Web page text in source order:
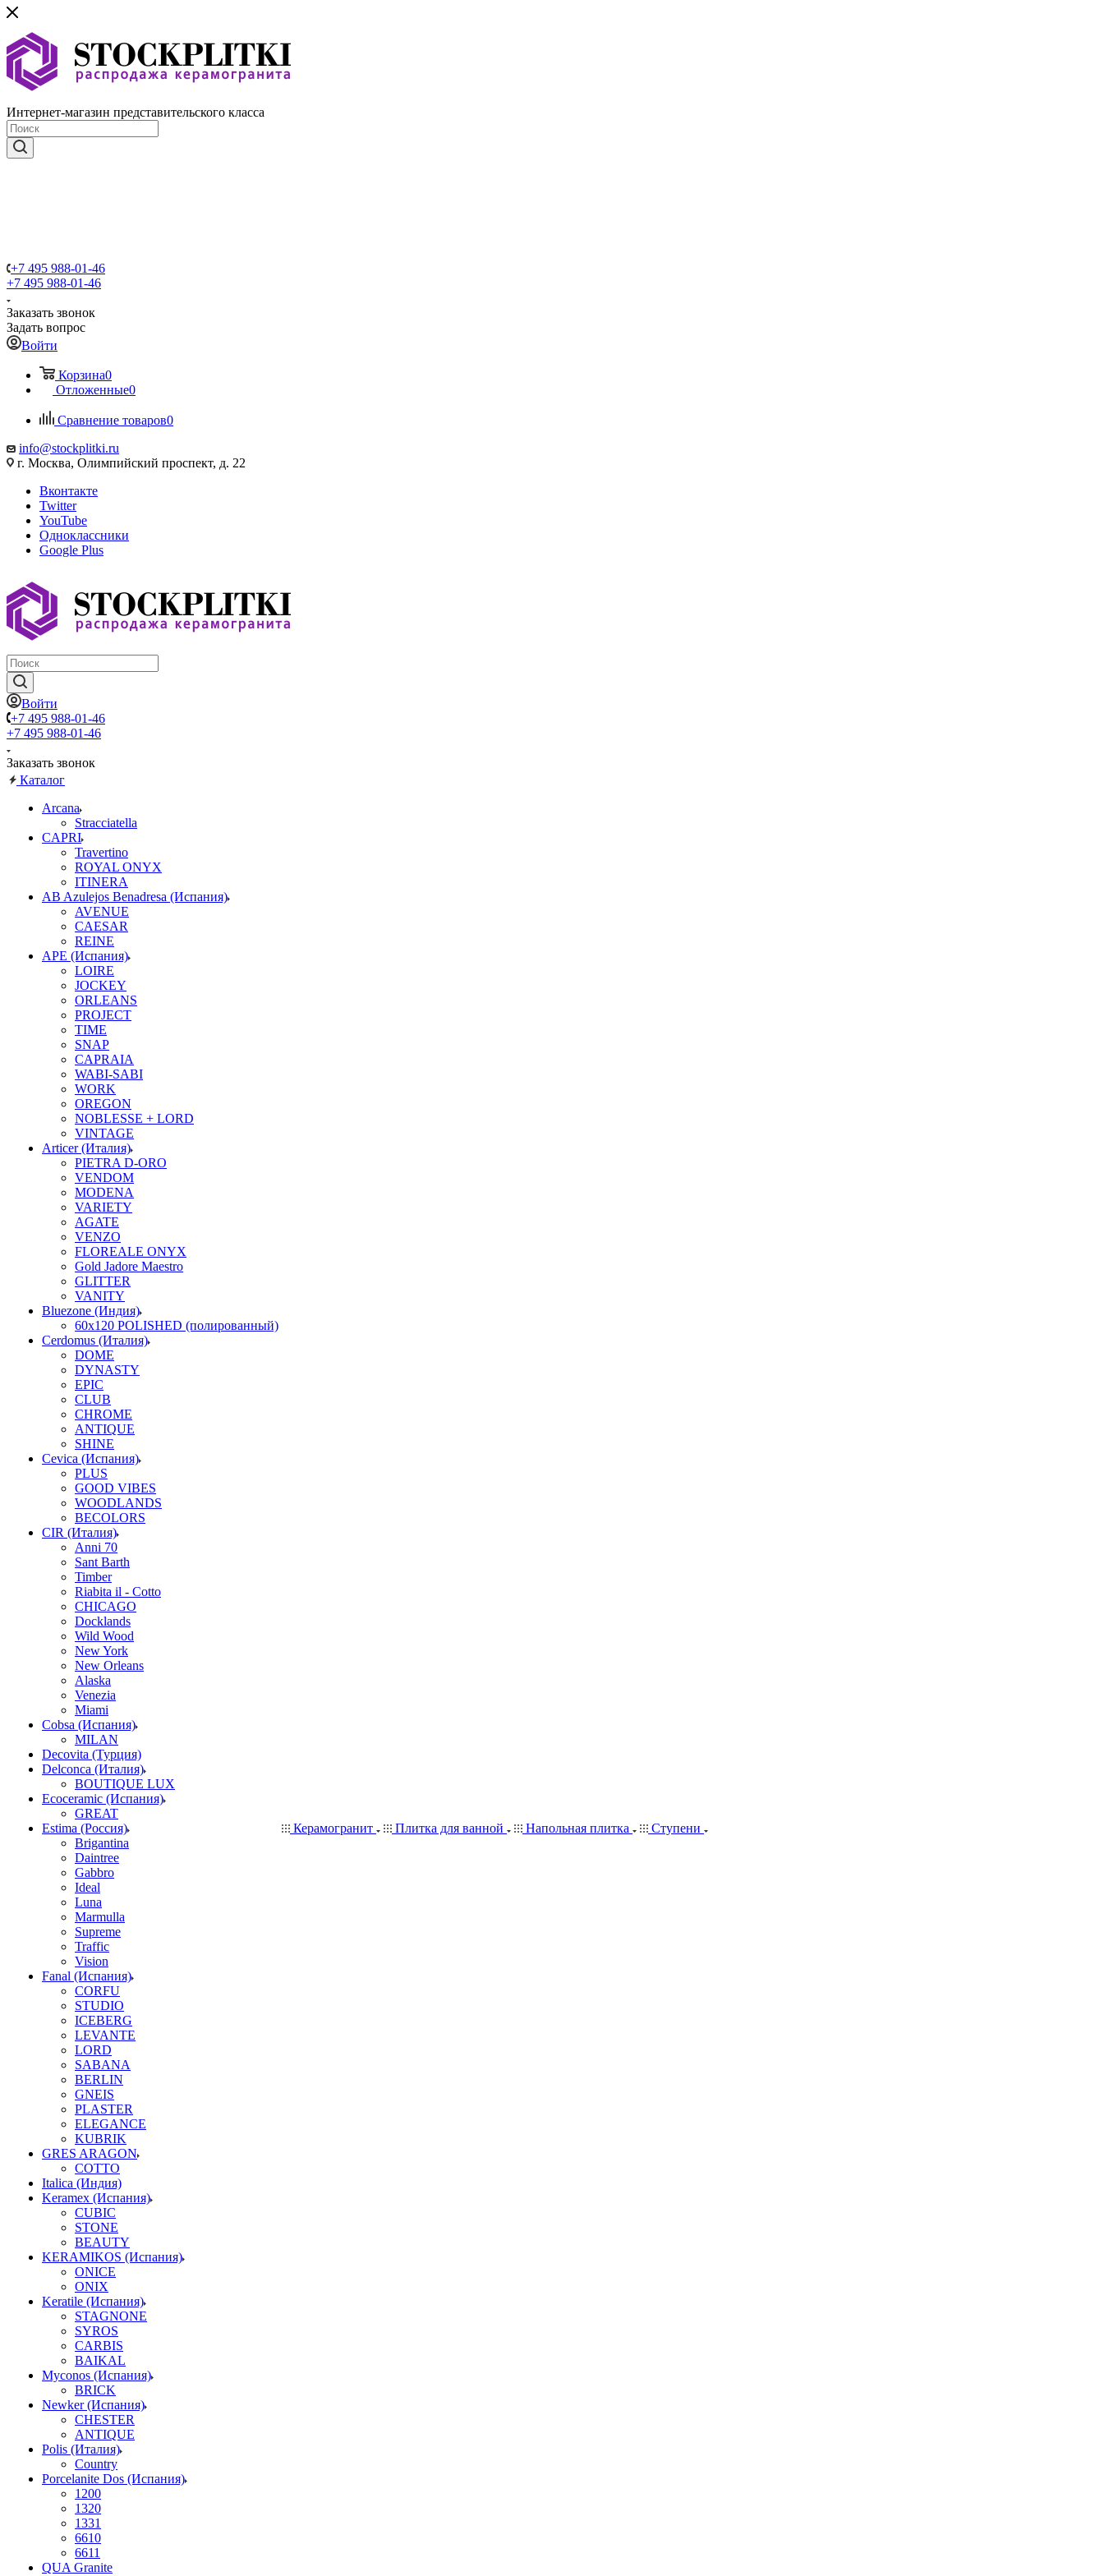
Интернет-магазин представительского класса
+7 495 988-01-46
+7 495 988-01-46
Заказать звонок
Задать вопрос
Войти
Корзина0
Отложенные0
Сравнение товаров0
info@stockplitki.ru
г. Москва, Олимпийский проспект, д. 22
Вконтакте
Twitter
YouTube
Одноклассники
Google Plus
Войти
+7 495 988-01-46
+7 495 988-01-46
Заказать звонок
Каталог
Arcana
Stracciatella
CAPRI
Travertino
ROYAL ONYX
ITINERA
AB Azulejos Benadresa (Испания)
AVENUE
CAESAR
REINE
APE (Испания)
LOIRE
JOCKEY
ORLEANS
PROJECT
TIME
SNAP
CAPRAIA
WABI-SABI
WORK
OREGON
NOBLESSE + LORD
VINTAGE
Articer (Италия)
PIETRA D-ORO
VENDOM
MODENA
VARIETY
AGATE
VENZO
FLOREALE ONYX
Gold Jadore Maestro
GLITTER
VANITY
Bluezone (Индия)
60х120 POLISHED (полированный)
Cerdomus (Италия)
DOME
DYNASTY
EPIC
CLUB
CHROME
ANTIQUE
SHINE
Cevica (Испания)
PLUS
GOOD VIBES
WOODLANDS
BECOLORS
CIR (Италия)
Anni 70
Sant Barth
Timber
Riabita il - Cotto
CHICAGO
Docklands
Wild Wood
New York
New Orleans
Alaska
Venezia
Miami
Cobsa (Испания)
MILAN
Decovita (Турция)
Delconca (Италия)
BOUTIQUE LUX
Ecoceramic (Испания)
GREAT
Estima (Россия)
Brigantina
Daintree
Gabbro
Ideal
Luna
Marmulla
Supreme
Traffic
Vision
Fanal (Испания)
CORFU
STUDIO
ICEBERG
LEVANTE
LORD
SABANA
BERLIN
GNEIS
PLASTER
ELEGANCE
KUBRIK
GRES ARAGON
COTTO
Italica (Индия)
Keramex (Испания)
CUBIC
STONE
BEAUTY
KERAMIKOS (Испания)
ONICE
ONIX
Keratile (Испания)
STAGNONE
SYROS
CARBIS
BAIKAL
Myconos (Испания)
BRICK
Newker (Испания)
CHESTER
ANTIQUE
Polis (Италия)
Country
Porcelanite Dos (Испания)
1200
1320
1331
6610
6611
QUA Granite
Керамогранит Плитка для ванной Напольная плитка Ступени